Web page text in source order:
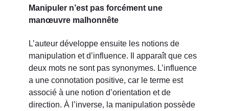
Manipuler n’est pas forcément une
manœuvre malhonnête
L’auteur développe ensuite les notions de
manipulation et d’influence. Il apparaît que ces
deux mots ne sont pas synonymes. L’influence
a une connotation positive, car le terme est
associé à une notion d’orientation et de
direction. À l’inverse, la manipulation possède